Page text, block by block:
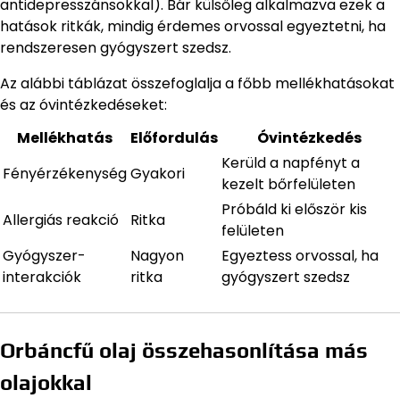
antidepresszánsokkal). Bár külsőleg alkalmazva ezek a
hatások ritkák, mindig érdemes orvossal egyeztetni, ha
rendszeresen gyógyszert szedsz.
Az alábbi táblázat összefoglalja a főbb mellékhatásokat
és az óvintézkedéseket:
Mellékhatás
Előfordulás
Óvintézkedés
FényérzékenységGyakori
Kerüld a napfényt a
kezelt bőrfelületen
Allergiás reakció
Ritka
Próbáld ki először kis
felületen
Gyógyszer-
interakciók
Nagyon
ritka
Egyeztess orvossal, ha
gyógyszert szedsz
Orbáncfű olaj összehasonlítása más
olajokkal